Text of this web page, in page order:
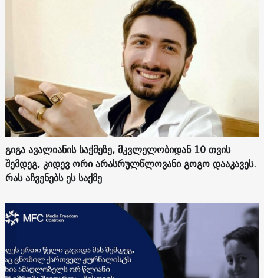
გიგა ავალიანის საქმეზე, მკვლელობიდან 10 თვის
შემდეგ, კიდევ ორი არასრულწლოვანი გოგო დააკავეს.
რას აჩვენებს ეს საქმე